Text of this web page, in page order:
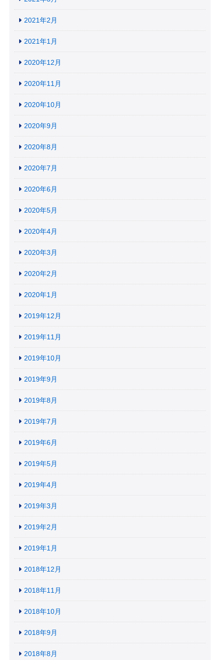
2021年2月
2021年1月
2020年12月
2020年11月
2020年10月
2020年9月
2020年8月
2020年7月
2020年6月
2020年5月
2020年4月
2020年3月
2020年2月
2020年1月
2019年12月
2019年11月
2019年10月
2019年9月
2019年8月
2019年7月
2019年6月
2019年5月
2019年4月
2019年3月
2019年2月
2019年1月
2018年12月
2018年11月
2018年10月
2018年9月
2018年8月